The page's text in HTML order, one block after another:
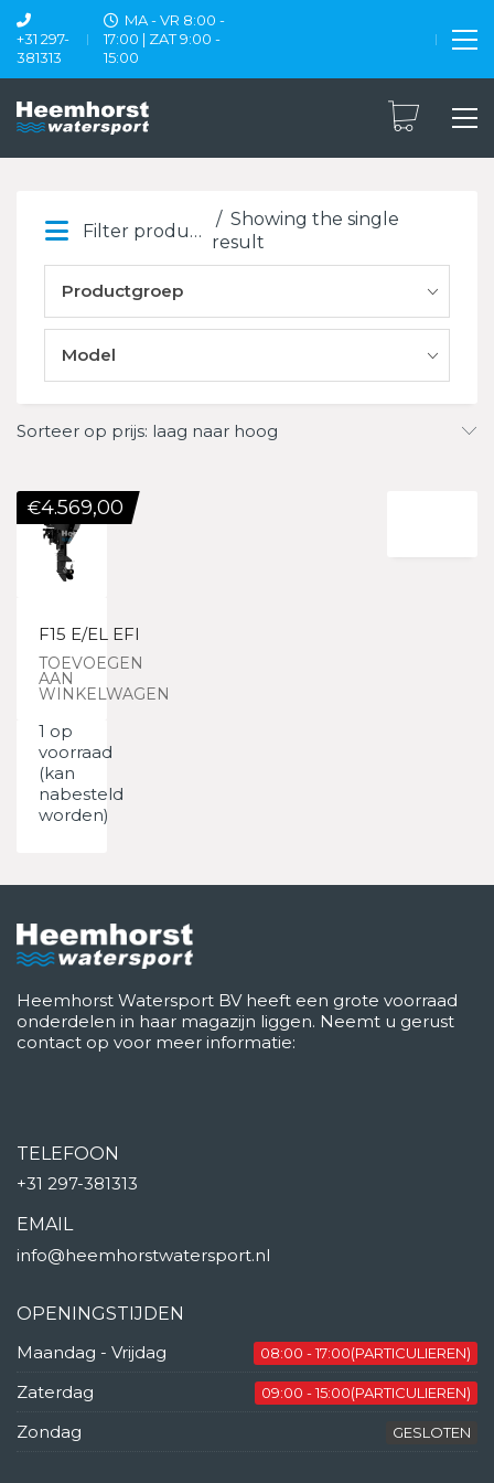
+31 297-
381313
MA - VR 8:00 -
17:00 | ZAT 9:00 -
15:00
Filter products
Showing the single
result
Productgroep
Model
Sorteer op prijs: laag naar hoog
F15 E/EL EFI
TOEVOEGEN
AAN
WINKELWAGEN
€4.569,00
1 op
voorraad
(kan
nabesteld
worden)
Heemhorst Watersport BV heeft een grote voorraad
onderdelen in haar magazijn liggen. Neemt u gerust
contact op voor meer informatie:
TELEFOON
+31 297-381313
EMAIL
info@heemhorstwatersport.nl
OPENINGSTIJDEN
Maandag - Vrijdag
08:00 - 17:00(PARTICULIEREN)
Zaterdag 09:00 - 15:00(PARTICULIEREN)
Zondag GESLOTEN